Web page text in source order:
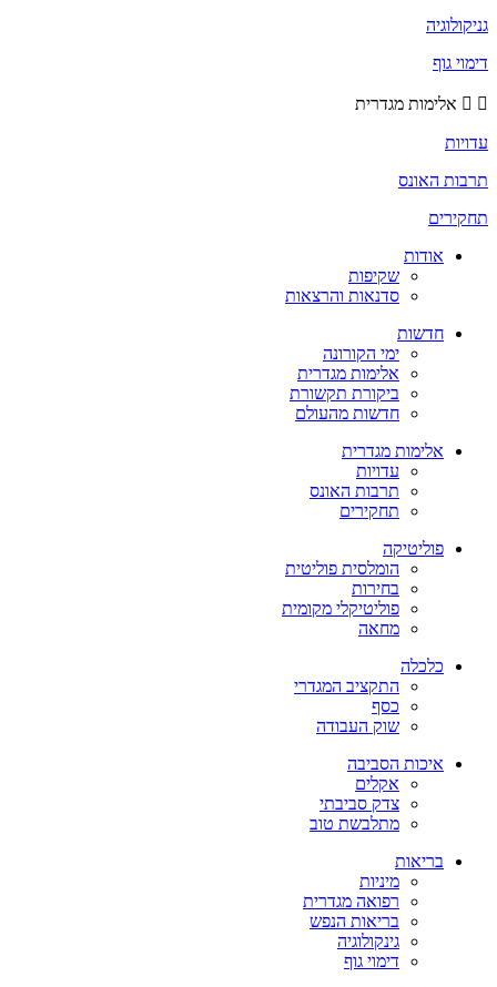
גניקולוגיה
דימוי גוף
אלימות מגדרית
עדויות
תרבות האונס
תחקירים
אודות
שקיפות
סדנאות והרצאות
חדשות
ימי הקורונה
אלימות מגדרית
ביקורת תקשורת
חדשות מהעולם
אלימות מגדרית
עדויות
תרבות האונס
תחקירים
פוליטיקה
הומלסית פוליטית
בחירות
פוליטיקלי מקומית
מחאה
כלכלה
התקציב המגדרי
כסף
שוק העבודה
איכות הסביבה
אקלים
צדק סביבתי
מתלבשת טוב
בריאות
מיניות
רפואה מגדרית
בריאות הנפש
גינקולוגיה
דימוי גוף